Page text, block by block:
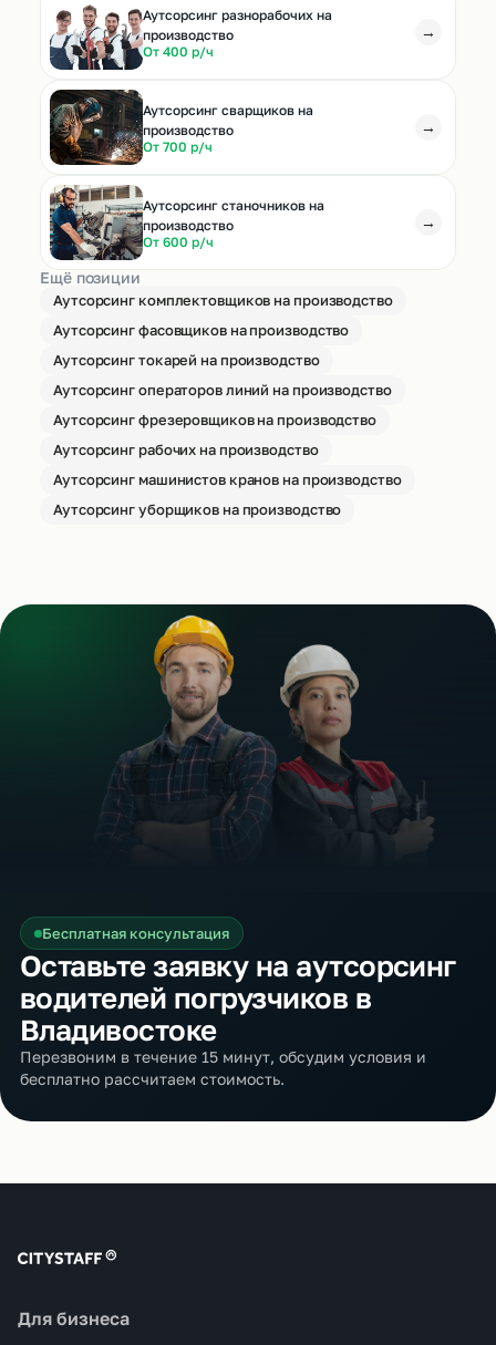
Аутсорсинг разнорабочих на
производство
От 400 р/ч
→
Аутсорсинг сварщиков на
производство
От 700 р/ч
→
Аутсорсинг станочников на
производство
От 600 р/ч
→
Ещё позиции
Аутсорсинг комплектовщиков на производство
Аутсорсинг фасовщиков на производство
Аутсорсинг токарей на производство
Аутсорсинг операторов линий на производство
Аутсорсинг фрезеровщиков на производство
Аутсорсинг рабочих на производство
Аутсорсинг машинистов кранов на производство
Аутсорсинг уборщиков на производство
Бесплатная консультация
Оставьте заявку на аутсорсинг
водителей погрузчиков в
Владивостоке
Перезвоним в течение 15 минут, обсудим условия и
бесплатно рассчитаем стоимость.
Для бизнеса